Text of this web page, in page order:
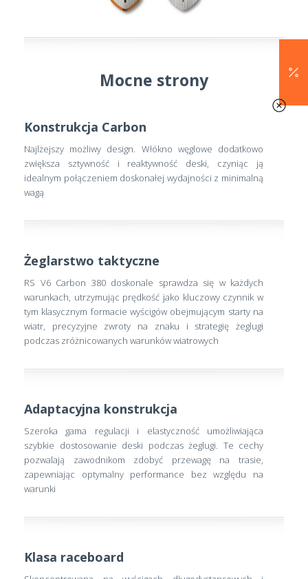
Mocne strony
Konstrukcja Carbon
Najlżejszy możliwy design. Włókno węglowe dodatkowo
zwiększa sztywność i reaktywność deski, czyniąc ją
idealnym połączeniem doskonałej wydajności z minimalną
wagą
Żeglarstwo taktyczne
RS V6 Carbon 380 doskonale sprawdza się w każdych
warunkach, utrzymując prędkość jako kluczowy czynnik w
tym klasycznym formacie wyścigów obejmującym starty na
wiatr, precyzyjne zwroty na znaku i strategię żeglugi
podczas zróżnicowanych warunków wiatrowych
Adaptacyjna konstrukcja
Szeroka gama regulacji i elastyczność umożliwiająca
szybkie dostosowanie deski podczas żeglugi. Te cechy
pozwalają zawodnikom zdobyć przewagę na trasie,
zapewniając optymalny performance bez względu na
warunki
Klasa raceboard